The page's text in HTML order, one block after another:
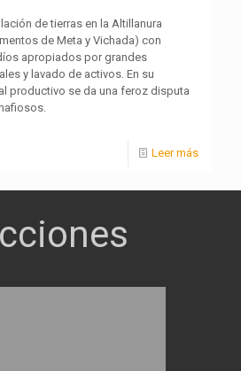
de tierras en la Altillanura
de Meta y Vichada) con
apropiados por grandes
y lavado de activos. En su
productivo se da una feroz disputa
Leer más